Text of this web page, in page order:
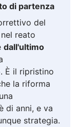
di partenza
del
nel reato
dall'ultimo
È il ripristino
la riforma
di anni, e va
strategia.